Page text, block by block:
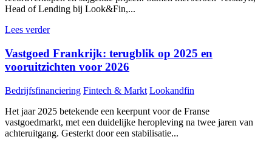
Head of Lending bij Look&Fin,...
Lees verder
Vastgoed Frankrijk: terugblik op 2025 en
vooruitzichten voor 2026
Bedrijfsfinanciering Fintech & Markt Lookandfin
Het jaar 2025 betekende een keerpunt voor de Franse
vastgoedmarkt, met een duidelijke heropleving na twee jaren van
achteruitgang. Gesterkt door een stabilisatie...